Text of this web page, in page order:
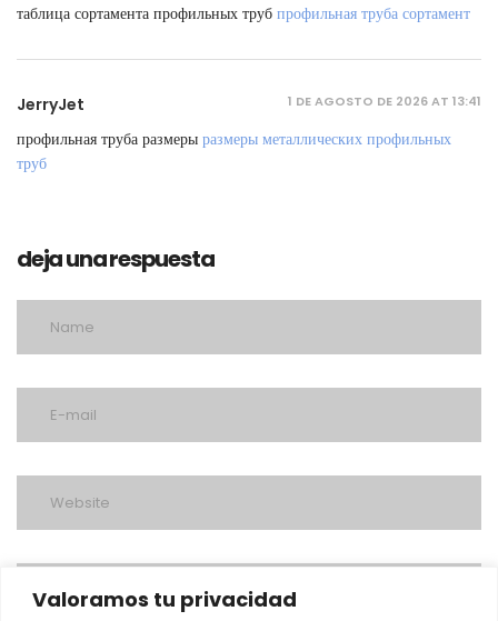
Valoramos tu privacidad
таблица сортамента профильных труб профильная труба сортамент
JerryJet 1 DE AGOSTO DE 2026 AT 13:41
профильная труба размеры размеры металлических профильных
труб
deja una respuesta